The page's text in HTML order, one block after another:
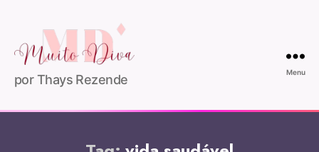
por Thays Rezende
Menu